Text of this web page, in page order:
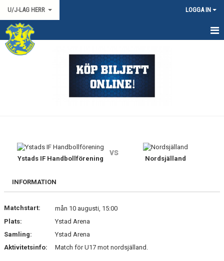
U/J-LAG HERR LOGGA IN
HEM
KONTAKT
HERR 2 SYD
Ystads IF Handbollförening
vs
Nordsjälland
INFORMATION
Matchstart:
mån 10 augusti, 15:00
Plats:
Ystad Arena
Samling:
Ystad Arena
Aktivitetsinfo:
Match för U17 mot nordsjälland.